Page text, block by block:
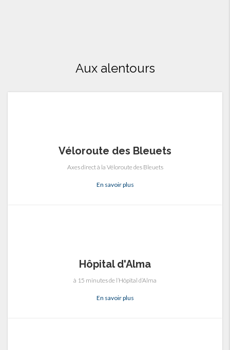
Aux alentours
Véloroute des Bleuets
Axes direct à la Véloroute des Bleuets
En savoir plus
Hôpital d'Alma
à 15 minutes de l’Hôpital d’Alma
En savoir plus